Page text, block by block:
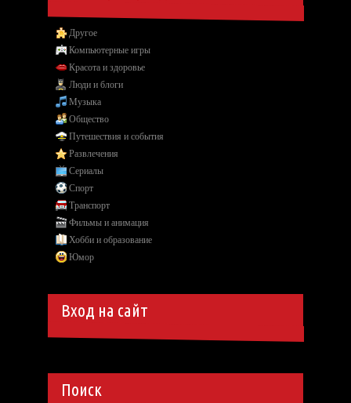
Другое
Компьютерные игры
Красота и здоровье
Люди и блоги
Музыка
Общество
Путешествия и события
Развлечения
Сериалы
Спорт
Транспорт
Фильмы и анимация
Хобби и образование
Юмор
Вход на сайт
Поиск